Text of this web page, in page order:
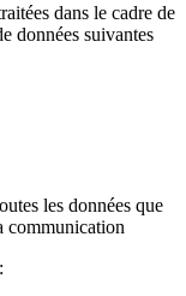
dans le cadre de
données suivantes
les données que
communication